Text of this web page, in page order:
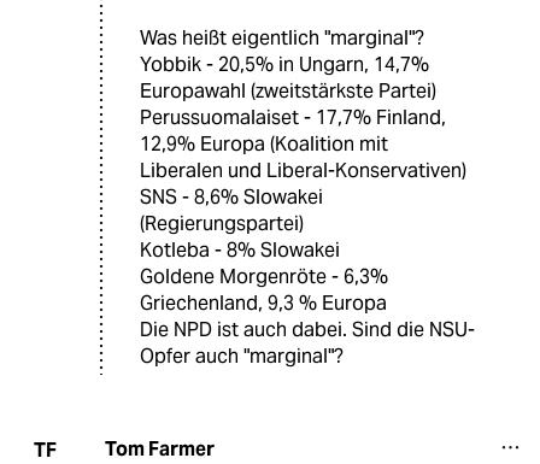
Was heißt eigentlich "marginal"?
Yobbik - 20,5% in Ungarn, 14,7%
Europawahl (zweitstärkste Partei)
Perussuomalaiset - 17,7% Finland,
12,9% Europa (Koalition mit
Liberalen und Liberal-Konservativen)
SNS - 8,6% Slowakei
(Regierungspartei)
Kotleba - 8% Slowakei
Goldene Morgenröte - 6,3%
Griechenland, 9,3 % Europa
Die NPD ist auch dabei. Sind die NSU-
Opfer auch "marginal"?
TF Tom Farmer